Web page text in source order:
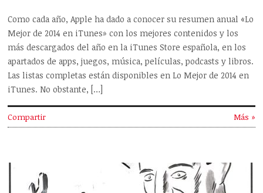
Como cada año, Apple ha dado a conocer su resumen anual «Lo
Mejor de 2014 en iTunes» con los mejores contenidos y los
más descargados del año en la iTunes Store española, en los
apartados de apps, juegos, música, películas, podcasts y libros.
Las listas completas están disponibles en Lo Mejor de 2014 en
iTunes. No obstante, […]
Compartir Más »